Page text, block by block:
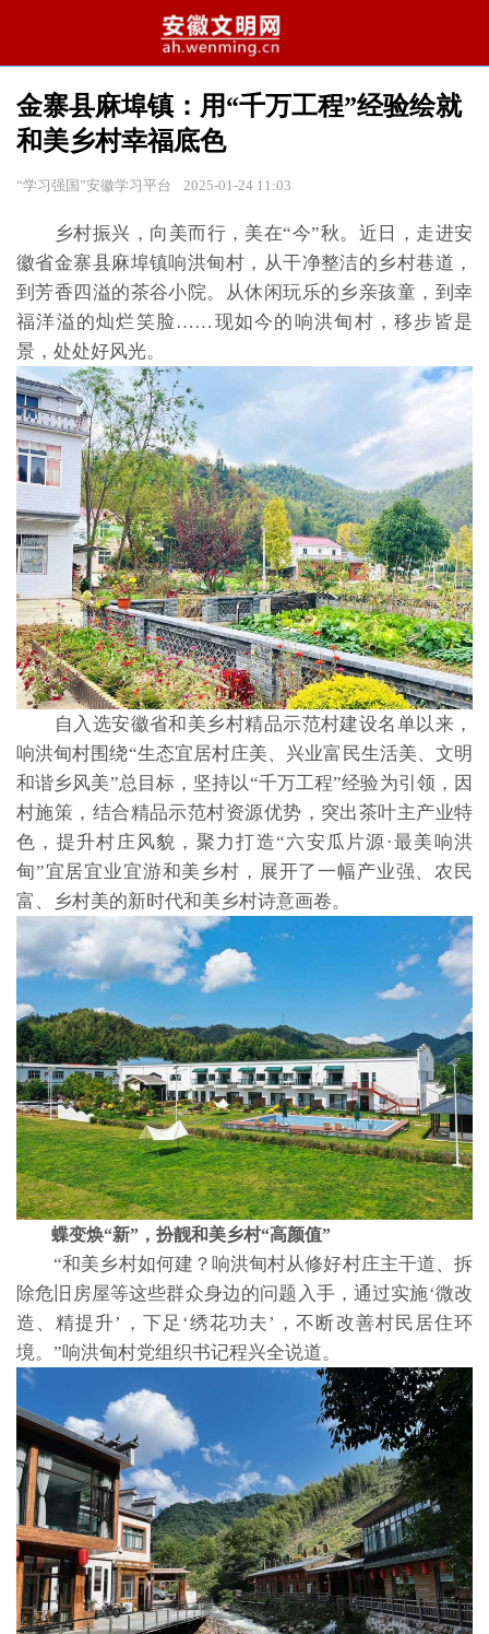
金寨县麻埠镇：用“千万工程”经验绘就
和美乡村幸福底色
“学习强国”安徽学习平台 2025-01-24 11:03
乡村振兴，向美而行，美在“今”秋。近日，走进安
徽省金寨县麻埠镇响洪甸村，从干净整洁的乡村巷道，
到芳香四溢的茶谷小院。从休闲玩乐的乡亲孩童，到幸
福洋溢的灿烂笑脸……现如今的响洪甸村，移步皆是
景，处处好风光。
自入选安徽省和美乡村精品示范村建设名单以来，
响洪甸村围绕“生态宜居村庄美、兴业富民生活美、文明
和谐乡风美”总目标，坚持以“千万工程”经验为引领，因
村施策，结合精品示范村资源优势，突出茶叶主产业特
色，提升村庄风貌，聚力打造“六安瓜片源·最美响洪
甸”宜居宜业宜游和美乡村，展开了一幅产业强、农民
富、乡村美的新时代和美乡村诗意画卷。
蝶变焕“新”，扮靓和美乡村“高颜值”
“和美乡村如何建？响洪甸村从修好村庄主干道、拆
除危旧房屋等这些群众身边的问题入手，通过实施‘微改
造、精提升’，下足‘绣花功夫’，不断改善村民居住环
境。”响洪甸村党组织书记程兴全说道。